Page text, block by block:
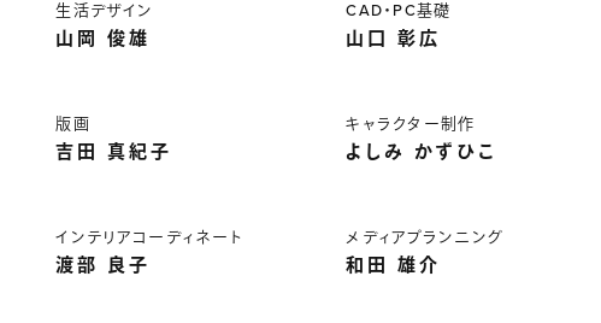
生活デザイン
山岡 俊雄
CAD・PC基礎
山口 彰広
版画
吉田 真紀子
キャラクター制作
よしみ かずひこ
インテリアコーディネート
渡部 良子
メディアプランニング
和田 雄介